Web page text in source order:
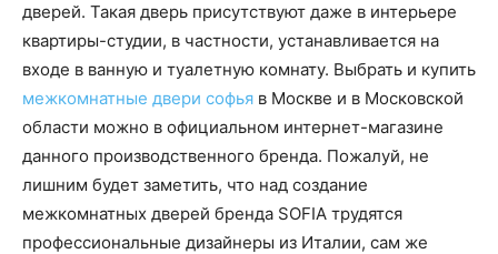
дверей. Такая дверь присутствуют даже в интерьере
квартиры-студии, в частности, устанавливается на
входе в ванную и туалетную комнату. Выбрать и купить
межкомнатные двери софья в Москве и в Московской
области можно в официальном интернет-магазине
данного производственного бренда. Пожалуй, не
лишним будет заметить, что над создание
межкомнатных дверей бренда SOFIA трудятся
профессиональные дизайнеры из Италии, сам же